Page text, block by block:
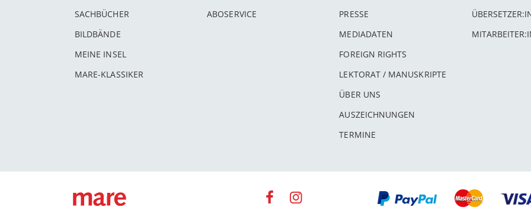
SACHBÜCHER
BILDBÄNDE
MEINE INSEL
MARE-KLASSIKER
ABOSERVICE
PRESSE
MEDIADATEN
FOREIGN RIGHTS
LEKTORAT / MANUSKRIPTE
ÜBER UNS
AUSZEICHNUNGEN
TERMINE